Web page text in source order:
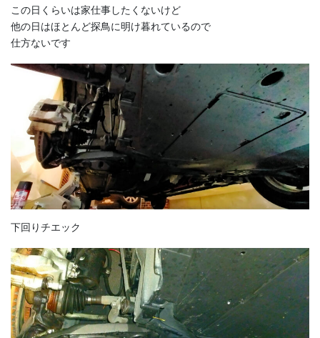
この日くらいは家仕事したくないけど
他の日はほとんど探鳥に明け暮れているので
仕方ないです
下回りチエック